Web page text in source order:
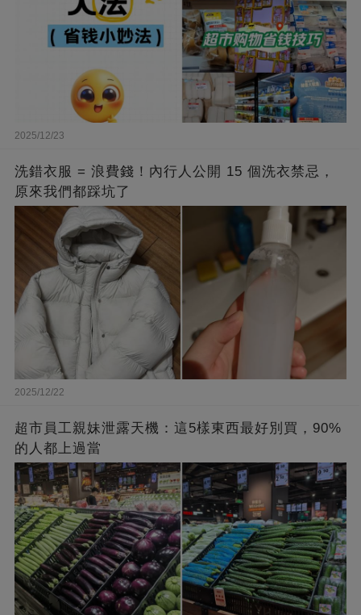
2025/12/23
洗錯衣服 = 浪費錢！內行人公開 15 個洗衣禁忌，
原來我們都踩坑了
2025/12/22
超市員工親妹泄露天機：這5樣東西最好別買，90%
的人都上過當